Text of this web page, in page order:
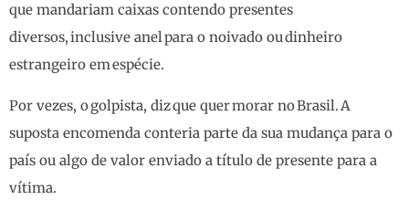
que mandariam caixas contendo presentes
diversos, inclusive anel para o noivado ou dinheiro
estrangeiro em espécie.
Por vezes, o golpista, diz que quer morar no Brasil. A
suposta encomenda conteria parte da sua mudança para o
país ou algo de valor enviado a título de presente para a
vítima.